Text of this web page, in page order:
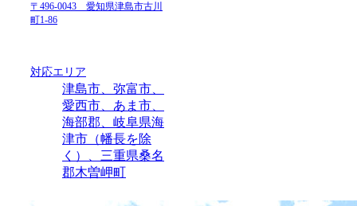
〒496-0043 愛知県津島市古川
町1-86
対応エリア
津島市、弥富市、
愛西市、あま市、
海部郡、岐阜県海
津市（幡長を除
く）、三重県桑名
郡木曽岬町